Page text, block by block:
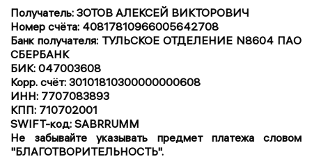
Получатель: ЗОТОВ АЛЕКСЕЙ ВИКТОРОВИЧ
Номер счёта: 40817810966005642708
Банк получателя: ТУЛЬСКОЕ ОТДЕЛЕНИЕ N8604 ПАО
СБЕРБАНК
БИК: 047003608
Корр. счёт: 30101810300000000608
ИНН: 7707083893
КПП: 710702001
SWIFT-код: SABRRUMM
Не забывайте указывать предмет платежа словом
"БЛАГОТВОРИТЕЛЬНОСТЬ".